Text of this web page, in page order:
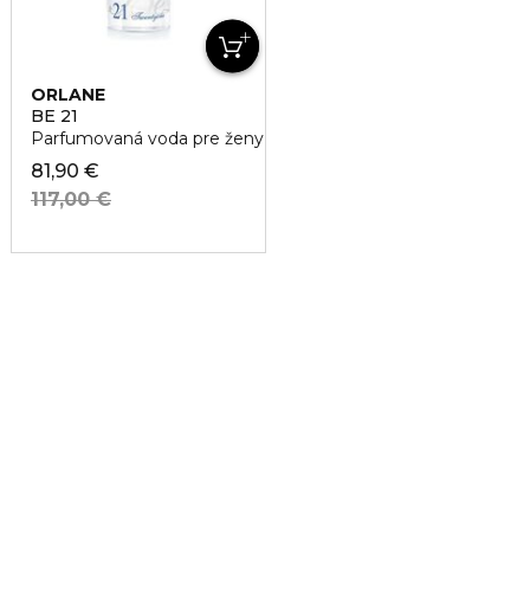
ORLANE
BE 21
Parfumovaná voda pre ženy
81,90 €
117,00 €